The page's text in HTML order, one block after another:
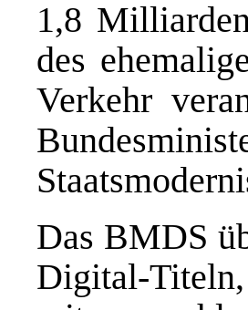
1,8
des
Verkehr
Das BMDS
Digital-Titeln,